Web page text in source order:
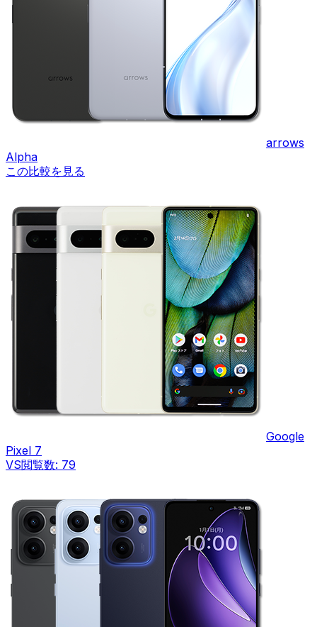
arrows
Alpha
この比較を見る
Google
Pixel 7
VS閲覧数: 79